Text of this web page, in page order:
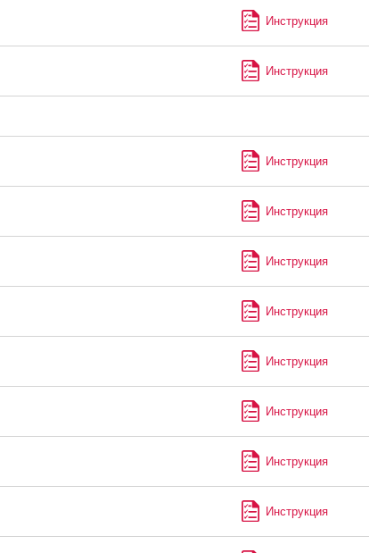
Инструкция
Инструкция
Инструкция
Инструкция
Инструкция
Инструкция
Инструкция
Инструкция
Инструкция
Инструкция